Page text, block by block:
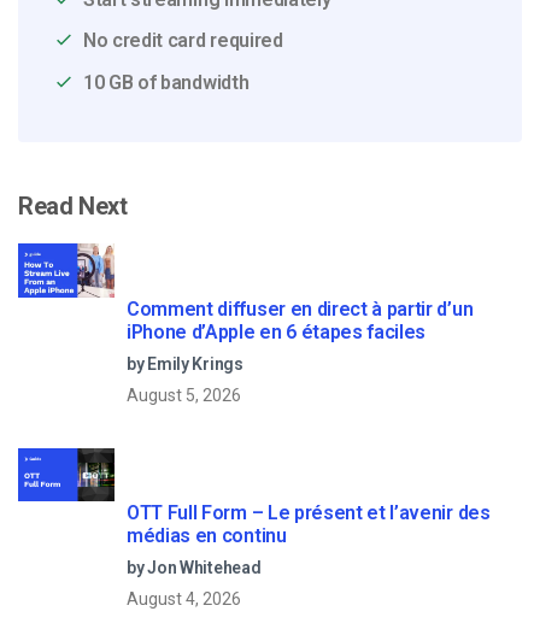
No credit card required
10 GB of bandwidth
Read Next
Comment diffuser en direct à partir d’un
iPhone d’Apple en 6 étapes faciles
by Emily Krings
August 5, 2026
OTT Full Form – Le présent et l’avenir des
médias en continu
by Jon Whitehead
August 4, 2026